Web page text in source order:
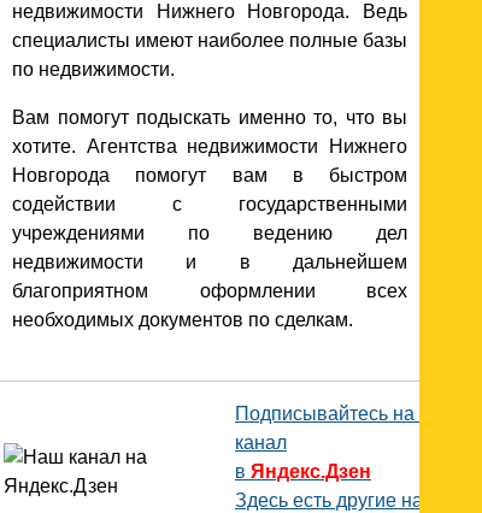
недвижимости Нижнего Новгорода. Ведь
специалисты имеют наиболее полные базы
по недвижимости.
Вам помогут подыскать именно то, что вы
хотите. Агентства недвижимости Нижнего
Новгорода помогут вам в быстром
содействии с государственными
учреждениями по ведению дел
недвижимости и в дальнейшем
благоприятном оформлении всех
необходимых документов по сделкам.
Подписывайтесь на наш
канал
в Яндекс.Дзен
Здесь есть другие наши